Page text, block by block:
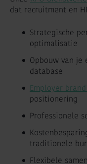
dat recruitment en
Strategische
optimalisatie
Opbouw van
database
Employer
positionering
Professionele
traditionele
Flexibele